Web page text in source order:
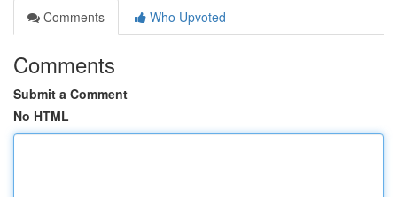
Comments
Who Upvoted
Comments
Submit a Comment
No HTML